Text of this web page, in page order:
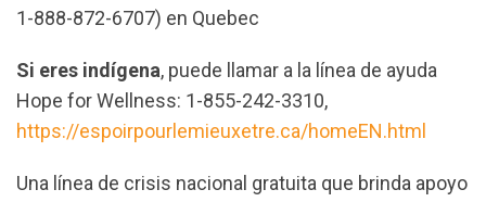
1-888-872-6707) en Quebec
Si eres indígena, puede llamar a la línea de ayuda
Hope for Wellness: 1-855-242-3310,
https://espoirpourlemieuxetre.ca/homeEN.html
Una línea de crisis nacional gratuita que brinda apoyo